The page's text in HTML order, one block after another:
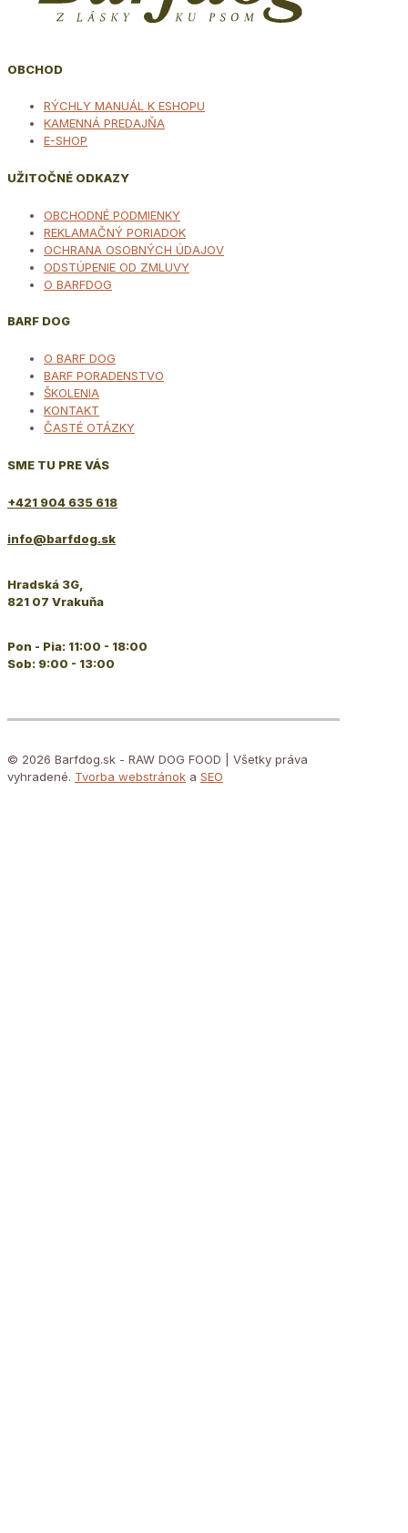
OBCHOD
RÝCHLY MANUÁL K ESHOPU
KAMENNÁ PREDAJŇA
E-SHOP
UŽITOČNÉ ODKAZY
OBCHODNÉ PODMIENKY
REKLAMAČNÝ PORIADOK
OCHRANA OSOBNÝCH ÚDAJOV
ODSTÚPENIE OD ZMLUVY
O BARFDOG
BARF DOG
O BARF DOG
BARF PORADENSTVO
ŠKOLENIA
KONTAKT
ČASTÉ OTÁZKY
SME TU PRE VÁS
+421 904 635 618
info@barfdog.sk
Hradská 3G,
821 07 Vrakuňa
Pon - Pia: 11:00 - 18:00
Sob: 9:00 - 13:00
© 2026 Barfdog.sk - RAW DOG FOOD | Všetky práva
vyhradené. Tvorba webstránok a SEO